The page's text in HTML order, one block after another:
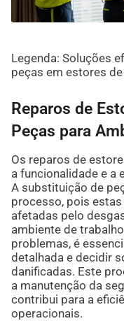
Legenda: Soluções
peças em estores
Reparos de
Peças para
Os reparos de
a funcionalidade e a
A substituição de
processo, pois
afetadas pelo
ambiente de
problemas, é
detalhada e decidir
danificadas. Este
a manutenção da
contribui para a
operacionais.